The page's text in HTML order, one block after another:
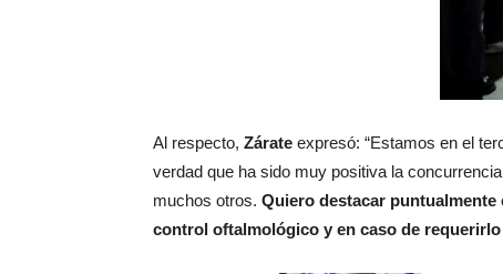
Al respecto, Zárate expresó: “Estamos en el
verdad que ha sido muy positiva la
muchos otros. Quiero destacar puntualmente
control oftalmológico y en caso de